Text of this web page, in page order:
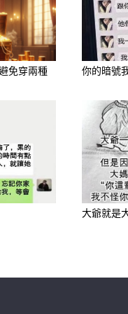
半
較願意溝通
離很近、卻沒有
維持表面的平靜
戀夫妻代表
出現在剛交往
，代表依賴感越
其實最在意的，
通常：
免穿兩種
你的暗號
大爺就是